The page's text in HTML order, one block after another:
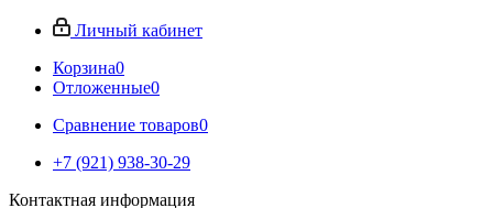
Личный кабинет
Корзина0
Отложенные0
Сравнение товаров0
+7 (921) 938-30-29
Контактная информация